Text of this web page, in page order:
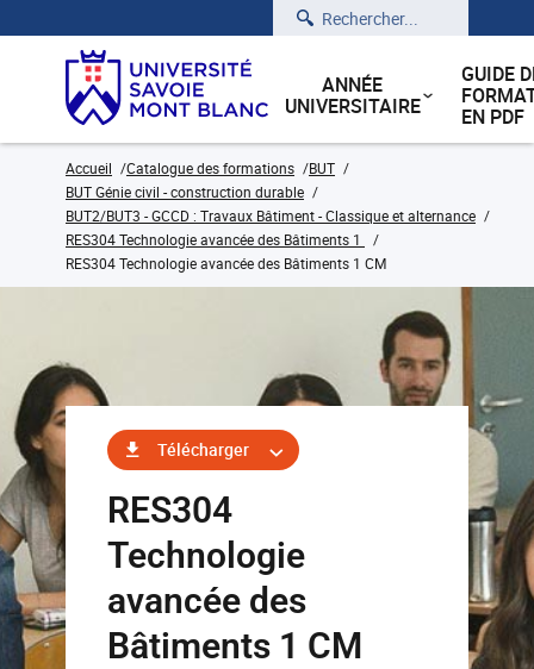
Rechercher
ANNÉE
UNIVERSITAIRE
GUIDE
EN PDF
Accueil Catalogue des formations
BUT
BUT Génie civil - construction durable
BUT2/BUT3 - GCCD : Travaux Bâtiment - Classique et alternance
RES304 Technologie avancée des Bâtiments 1
RES304 Technologie avancée des Bâtiments 1 CM
Télécharger
RES304
Technologie
avancée des
Bâtiments 1 CM